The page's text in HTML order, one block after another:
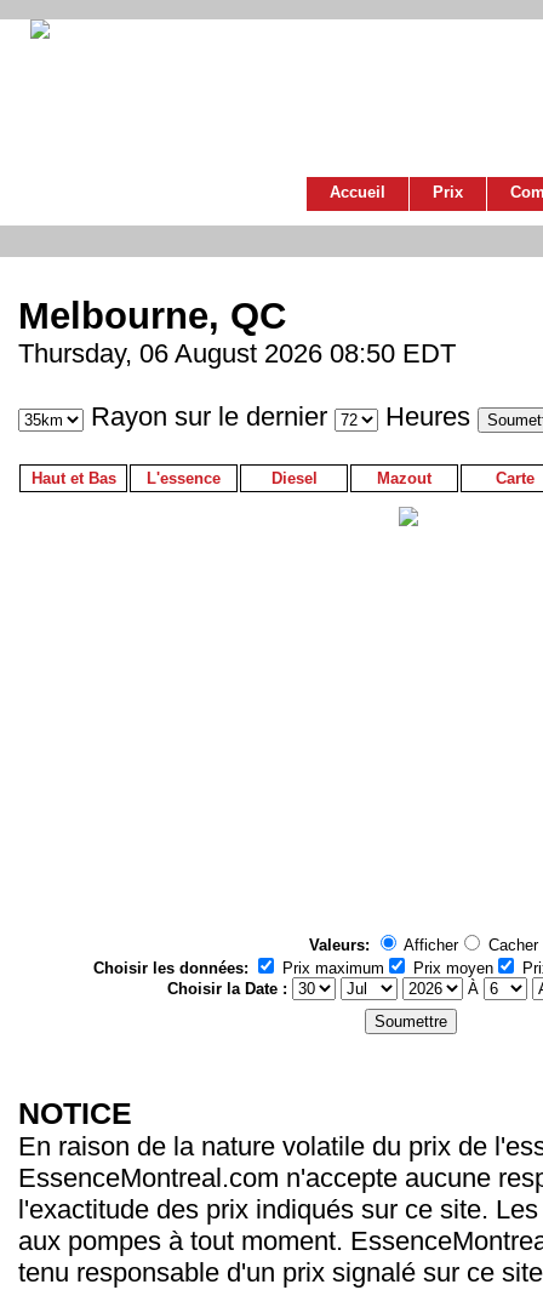
Accueil Prix
Melbourne, QC
Thursday, 06 August 2026 08:50 EDT
Rayon sur le dernier Heures
Haut et Bas L'essence Diesel Mazout Carte
Valeurs: Afficher
Cacher
Choisir les données:
Prix maximum Prix moyen
Choisir la Date :
À
NOTICE
En raison de la nature volatile du prix de
EssenceMontreal.com n'accepte aucune
l'exactitude des prix indiqués sur ce site.
aux pompes à tout moment.
tenu responsable d'un prix signalé sur ce